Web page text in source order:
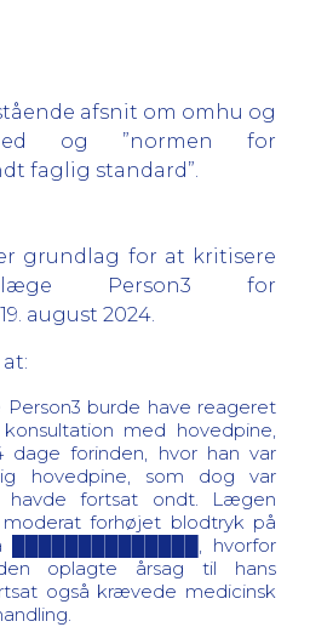
afsnit om omhu og
og ”normen for
faglig standard”.
grundlag for at kritisere
læge Person3 for
august 2024.
burde have reageret
med hovedpine,
forinden, hvor han var
hovedpine, som dog var
havde fortsat ondt. Lægen
forhøjet blodtryk på
██████████████, hvorfor
oplagte årsag til hans
også krævede medicinsk